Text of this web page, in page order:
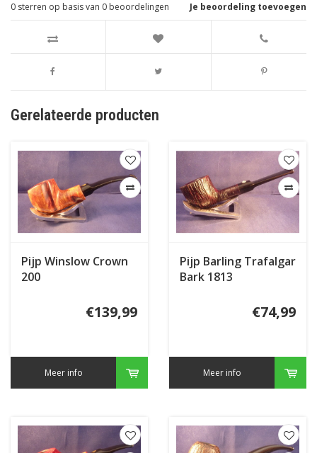
Je beoordeling toevoegen
0 sterren op basis van 0 beoordelingen
Gerelateerde producten
Pijp Winslow Crown
200
€139,99
Meer info
Pijp Barling Trafalgar
Bark 1813
€74,99
Meer info